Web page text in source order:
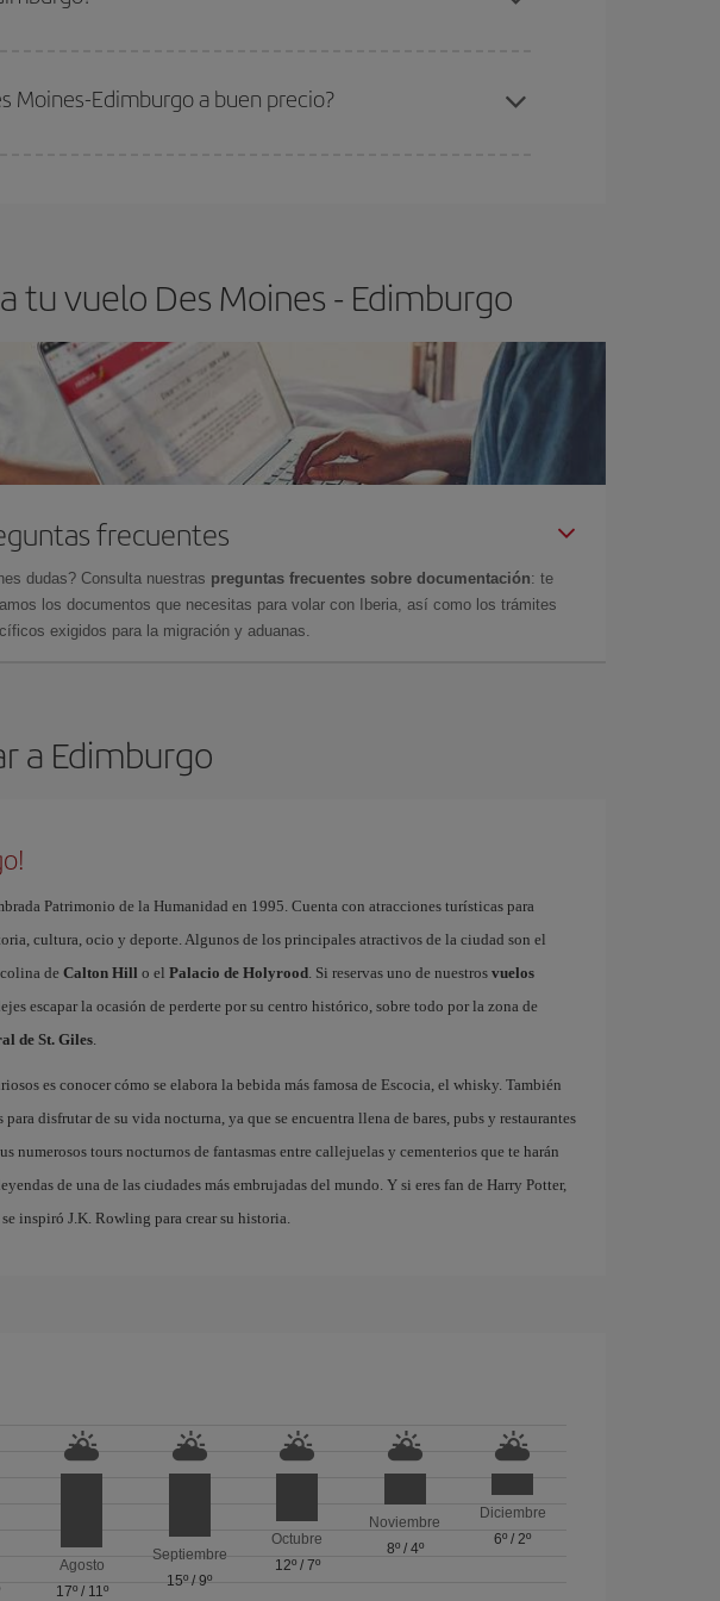
Moines-Edimburgo a buen precio?
tu vuelo Des Moines - Edimburgo
frecuentes
dudas? Consulta nuestras preguntas frecuentes sobre documentación: te
los documentos que necesitas para volar con Iberia, así como los trámites
exigidos para la migración y aduanas.
a Edimburgo
Patrimonio de la Humanidad en 1995. Cuenta con atracciones turísticas para
cultura, ocio y deporte. Algunos de los principales atractivos de la ciudad son el
de Calton Hill o el Palacio de Holyrood. Si reservas uno de nuestros vuelos
escapar la ocasión de perderte por su centro histórico, sobre todo por la zona de
de St. Giles.
es conocer cómo se elabora la bebida más famosa de Escocia, el whisky. También
disfrutar de su vida nocturna, ya que se encuentra llena de bares, pubs y restaurantes
numerosos tours nocturnos de fantasmas entre callejuelas y cementerios que te harán
de una de las ciudades más embrujadas del mundo. Y si eres fan de Harry Potter,
inspiró J.K. Rowling para crear su historia.
Agosto
17º/ 11º
Septiembre
15º /9º
Octubre
12º/ 7º
Noviembre
8º/ 4º
Diciembre
6º / 2º